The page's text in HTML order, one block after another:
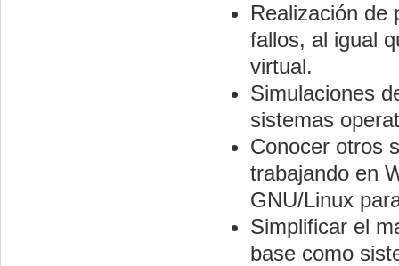
Realización de
fallos, al igual
virtual.
Simulaciones
sistemas
Conocer otros
trabajando en
GNU/Linux
Simplificar el
base como